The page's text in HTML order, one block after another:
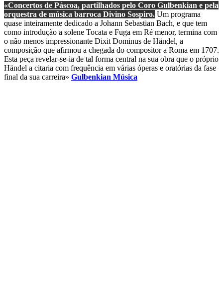
«Concertos de Páscoa, partilhados pelo Coro Gulbenkian e pela
orquestra de música barroca Divino Sospiro. Um programa
quase inteiramente dedicado a Johann Sebastian Bach, e que tem
como introdução a solene Tocata e Fuga em Ré menor, termina com
o não menos impressionante Dixit Dominus de Händel, a
composição que afirmou a chegada do compositor a Roma em 1707.
Esta peça revelar-se-ia de tal forma central na sua obra que o próprio
Händel a citaria com frequência em várias óperas e oratórias da fase
final da sua carreira» Gulbenkian Música